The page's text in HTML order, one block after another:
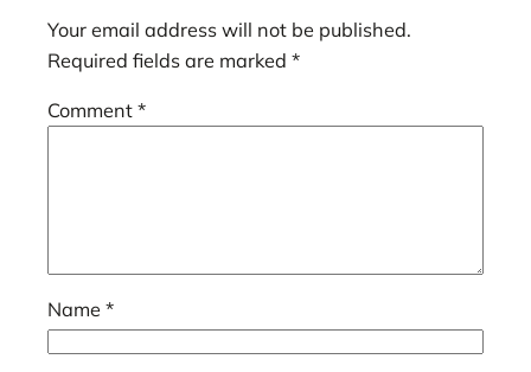
Your email address will not be published.
Required fields are marked *
Comment *
Name *